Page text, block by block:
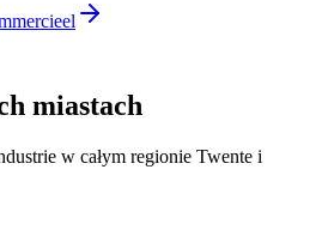
miastach
w całym regionie Twente i